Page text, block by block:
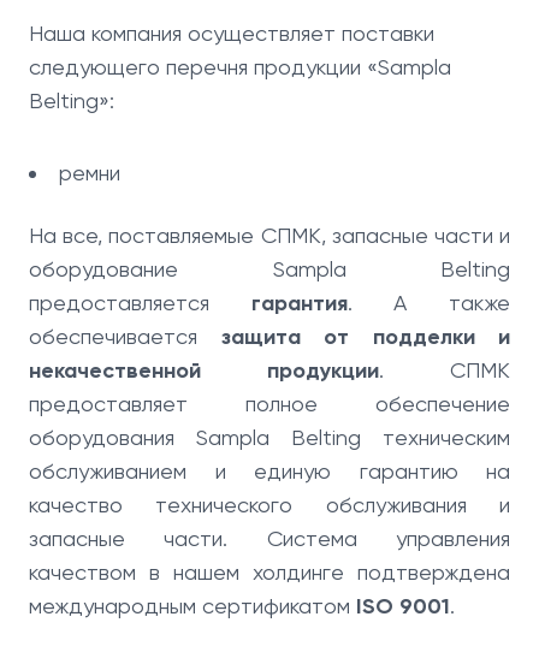
Наша компания осуществляет поставки
следующего перечня продукции «Sampla
Belting»:
ремни
На все, поставляемые СПМК, запасные части и
оборудование Sampla Belting
предоставляется гарантия. А также
обеспечивается защита от подделки и
некачественной продукции. СПМК
предоставляет полное обеспечение
оборудования Sampla Belting техническим
обслуживанием и единую гарантию на
качество технического обслуживания и
запасные части. Система управления
качеством в нашем холдинге подтверждена
международным сертификатом ISO 9001.